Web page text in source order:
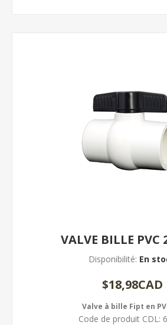
VALVE BILLE PVC
Disponibilité: En
$18,98CAD
Valve à bille Fipt en
Code de produit CDL: